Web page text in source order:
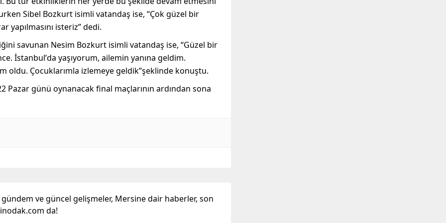
Sibel Bozkurt isimli vatandaş ise, “Çok güzel bir
yapılmasını isteriz”dedi.
savunan Nesim Bozkurt isimli vatandaş ise, “Güzel bir
İstanbul’da yaşıyorum, ailemin yanına geldim.
oldu. Çocuklarımla izlemeye geldik”şeklinde konuştu.
Pazar günü oynanacak final maçlarının ardından sona
ve güncel gelişmeler, Mersine dair haberler, son
da!